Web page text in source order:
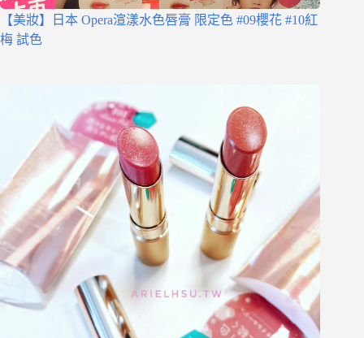
【美妝】日本 Opera渲漾水色唇膏 限定色 #09櫻花 #10紅
梅 試色